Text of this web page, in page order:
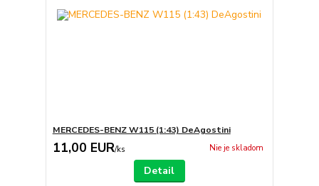
MERCEDES-BENZ W115 (1:43) DeAgostini
11,00 EUR/ks Nie je skladom
Detail